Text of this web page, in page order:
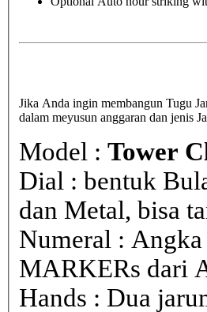
Jika Anda ingin membangun Tugu
dalam meyusun anggaran dan jenis
Model : Tower
Dial : bentuk
dan Metal, bisa
Numeral :
MARKERs dari
Hands : Dua